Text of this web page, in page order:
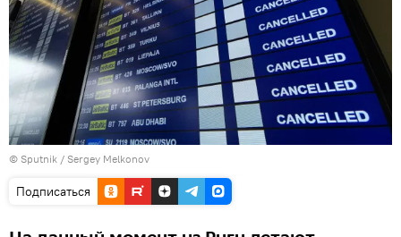
© Sputnik / Sergey Melkonov
Подписаться